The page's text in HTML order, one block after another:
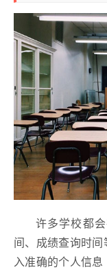
许多学校都
间、成绩查询时
入准确的个人信